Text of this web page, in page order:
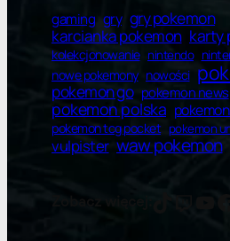
gaming gry gry pokemon
karcianka pokemon karty
kolekcjonowanie nintendo
nowe pokemony nowości
pokemon go pokemon news
pokemon polska
pokemon tcg pocket pokemon
vulpister waw pokemon